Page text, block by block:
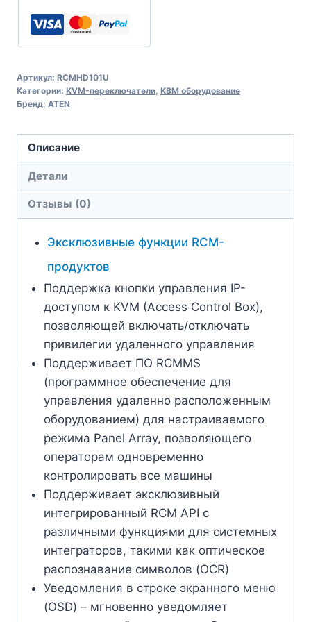
сеанса
совместной
Артикул: RCMHD101U
Категории: KVM-переключатели КВМ оборудование
Бренд: ATEN
Описание
Детали
Отзывы (0)
Эксклюзивные функции RCM-
продуктов
Поддержка кнопки управления IP-
доступом к KVM (Access Control Box),
позволяющей включать/отключать
привилегии удаленного управления
Поддерживает ПО RCMMS
(программное обеспечение для
управления удаленно расположенным
оборудованием) для настраиваемого
режима Panel Array, позволяющего
операторам одновременно
контролировать все машины
Поддерживает эксклюзивный
интегрированный RCM API с
различными функциями для системных
интеграторов, такими как оптическое
распознавание символов (OCR)
Уведомления в строке экранного меню
(OSD) – мгновенно уведомляет